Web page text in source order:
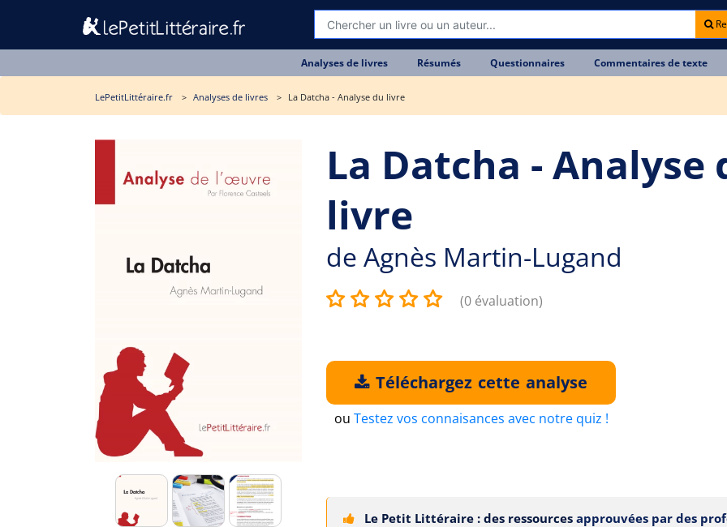
Analyses de livres Résumés Questionnaires Commentaires de texte
LePetitLittéraire.fr Analyses de livres La Datcha - Analyse du livre
La Datcha - Analyse
livre
de Agnès Martin-Lugand
(0 évaluation)
Téléchargez cette analyse
ou Testez vos connaisances avec notre quiz !
Le Petit Littéraire : des ressources approuvées par des